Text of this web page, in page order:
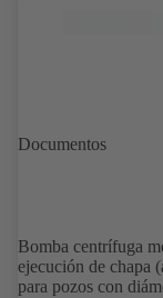
Documentos
Bomba centrífuga
ejecución de chapa
para pozos con